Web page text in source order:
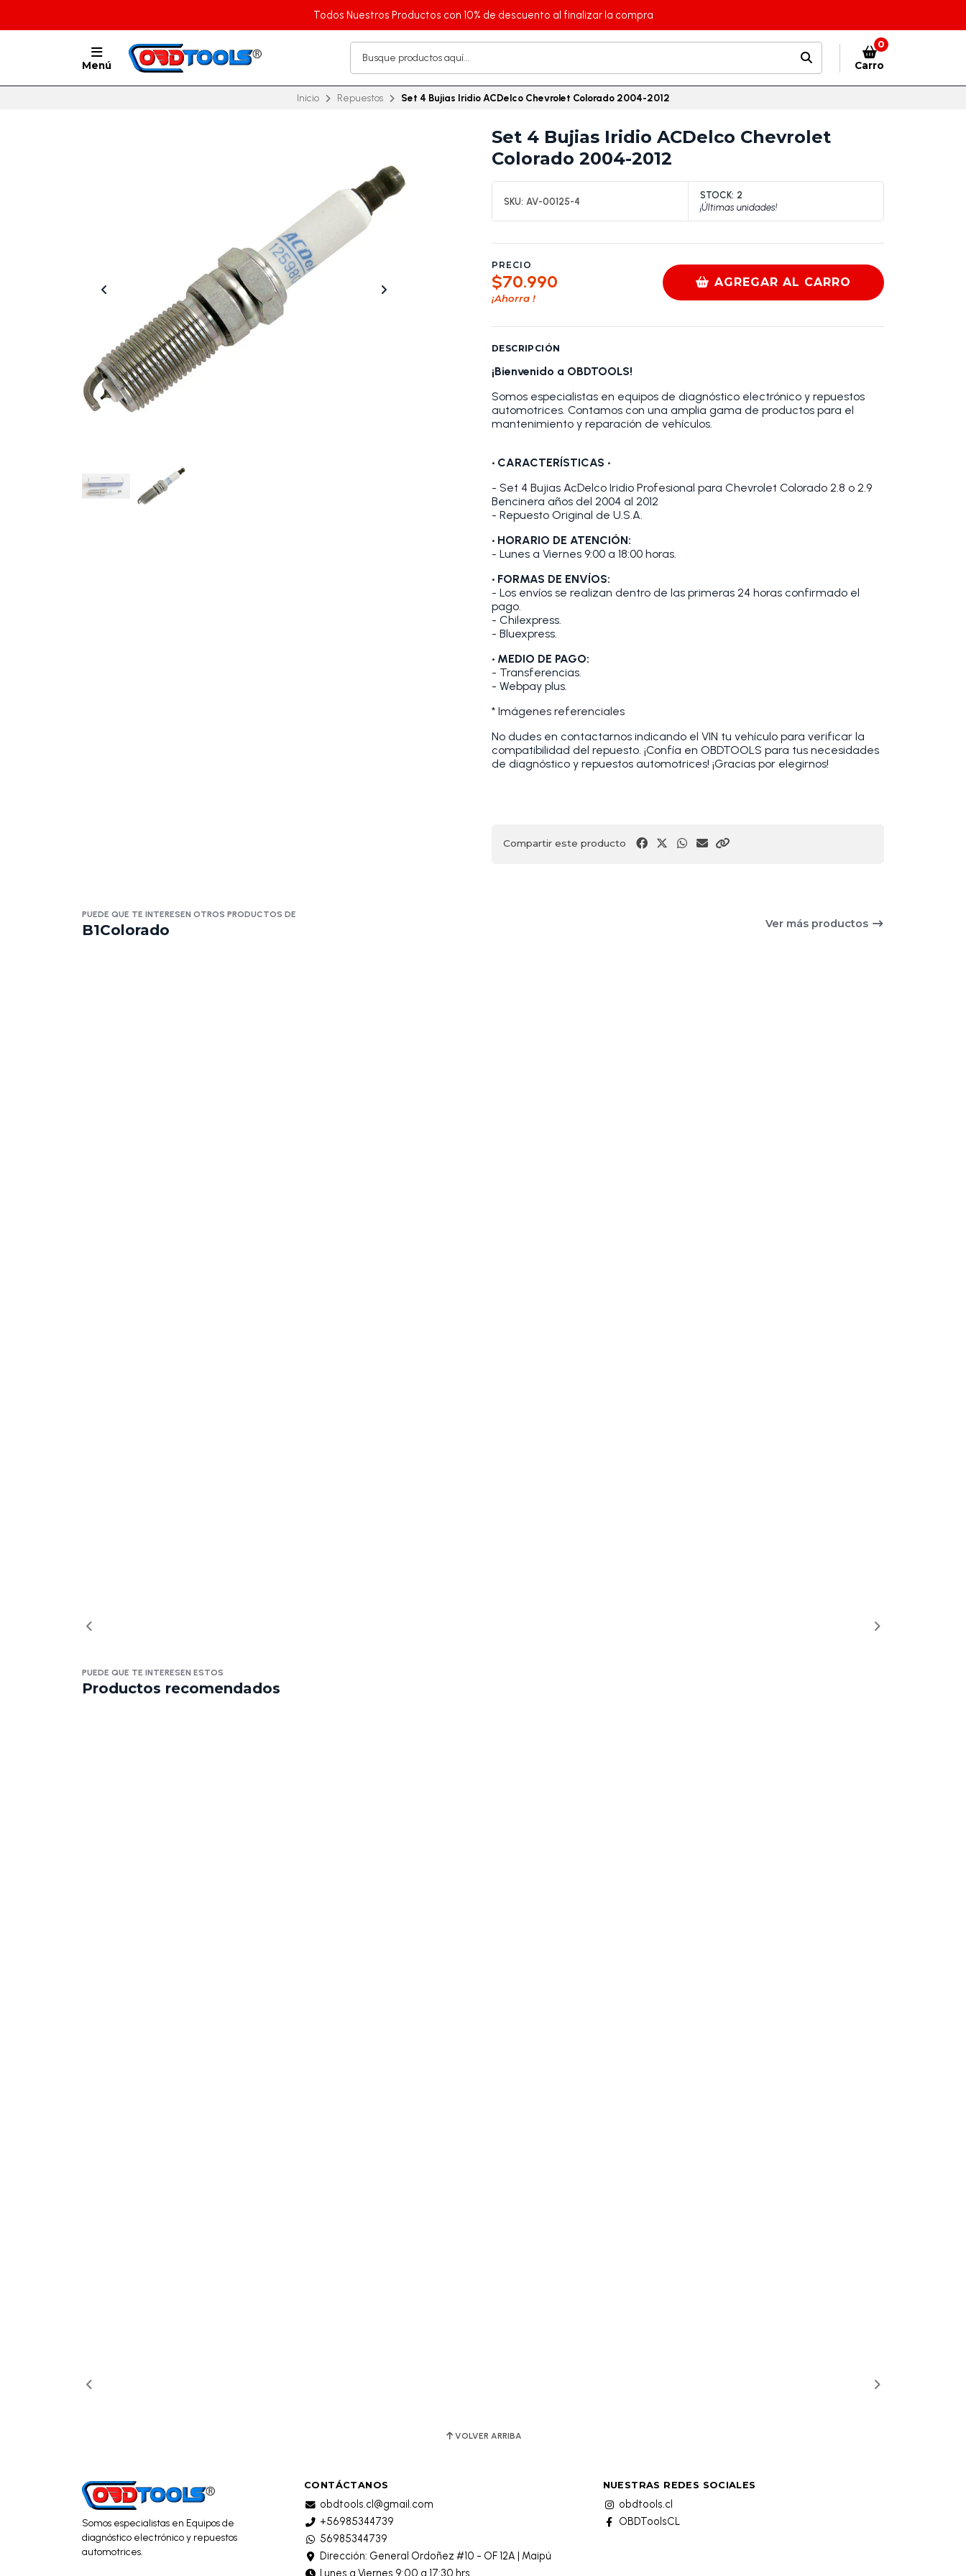
Todos Nuestros Productos con 10% de descuento al finalizar la compra
Menú
0
Carro
Inicio Repuestos Set 4 Bujias Iridio ACDelco Chevrolet Colorado 2004-2012
Set 4 Bujias Iridio ACDelco Chevrolet
Colorado 2004-2012
SKU: AV-00125-4
STOCK: 2
¡Últimas unidades!
PRECIO
$70.990
¡Ahorra !
AGREGAR AL CARRO
DESCRIPCIÓN
¡Bienvenido a OBDTOOLS!
Somos especialistas en equipos de diagnóstico electrónico y repuestos
automotrices. Contamos con una amplia gama de productos para el
mantenimiento y reparación de vehículos.
• CARACTERÍSTICAS •
- Set 4 Bujias AcDelco Iridio Profesional para Chevrolet Colorado 2.8 o 2.9
Bencinera años del 2004 al 2012
- Repuesto Original de U.S.A.
• HORARIO DE ATENCIÓN:
- Lunes a Viernes 9:00 a 18:00 horas.
• FORMAS DE ENVÍOS:
- Los envíos se realizan dentro de las primeras 24 horas confirmado el
pago.
- Chilexpress.
- Bluexpress.
• MEDIO DE PAGO:
- Transferencias.
- Webpay plus.
* Imágenes referenciales
No dudes en contactarnos indicando el VIN tu vehículo para verificar la
compatibilidad del repuesto. ¡Confía en OBDTOOLS para tus necesidades
de diagnóstico y repuestos automotrices! ¡Gracias por elegirnos!
Compartir este producto
PUEDE QUE TE INTERESEN OTROS PRODUCTOS DE
B1Colorado Ver más productos
PUEDE QUE TE INTERESEN ESTOS
Productos recomendados
VOLVER ARRIBA
Somos especialistas en Equipos de
diagnóstico electrónico y repuestos
automotrices.
CONTÁCTANOS
obdtools.cl@gmail.com
+56985344739
56985344739
Dirección: General Ordoñez #10 - OF 12A | Maipú
NUESTRAS REDES SOCIALES
obdtools.cl
OBDToolsCL